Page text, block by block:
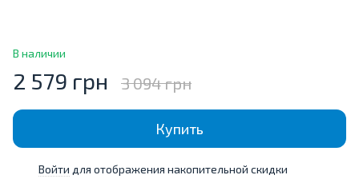
В наличии
2 579 грн 3 094 грн
Купить
Войти для отображения накопительной скидки